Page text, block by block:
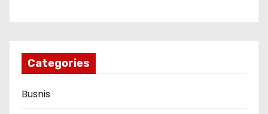
Categories
Busnis